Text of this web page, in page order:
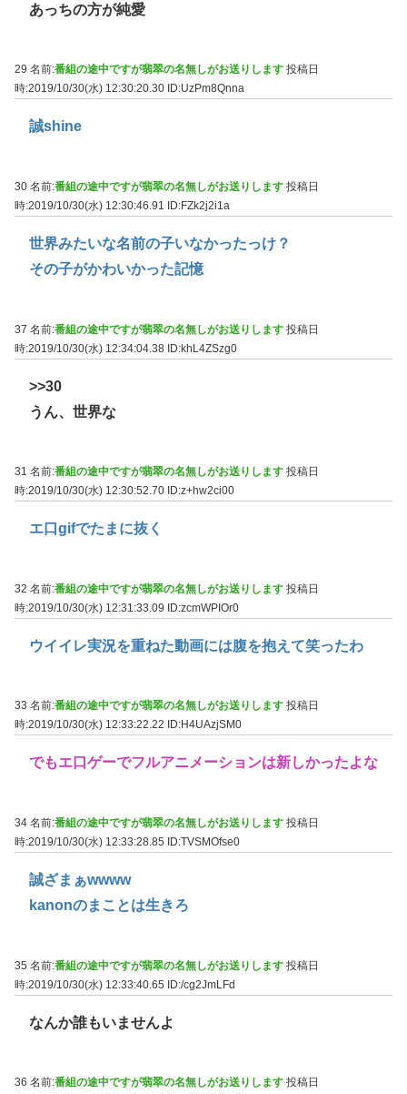
あっちの方が純愛
29 名前:番組の途中ですが翡翠の名無しがお送りします 投稿日
時:2019/10/30(水) 12:30:20.30 ID:UzPm8Qnna
誠shine
30 名前:番組の途中ですが翡翠の名無しがお送りします 投稿日
時:2019/10/30(水) 12:30:46.91
ID:FZk2j2i1a
世界みたいな名前の子いなかったっけ？
その子がかわいかった記憶
37 名前:番組の途中ですが翡翠の名無しがお送りします 投稿日
時:2019/10/30(水) 12:34:04.38 ID:khL4ZSzg0
>>30
うん、世界な
31 名前:番組の途中ですが翡翠の名無しがお送りします 投稿日
時:2019/10/30(水) 12:30:52.70 ID:z+hw2ci00
エ口gifでたまに抜く
32 名前:番組の途中ですが翡翠の名無しがお送りします 投稿日
時:2019/10/30(水) 12:31:33.09 ID:zcmWPIOr0
ウイイレ実況を重ねた動画には腹を抱えて笑ったわ
33 名前:番組の途中ですが翡翠の名無しがお送りします 投稿日
時:2019/10/30(水) 12:33:22.22
ID:H4UAzjSM0
でもエ口ゲーでフルアニメーションは新しかったよな
34 名前:番組の途中ですが翡翠の名無しがお送りします 投稿日
時:2019/10/30(水) 12:33:28.85
ID:TVSMOfse0
誠ざまぁwwww
kanonのまことは生きろ
35 名前:番組の途中ですが翡翠の名無しがお送りします 投稿日
時:2019/10/30(水) 12:33:40.65 ID:/cg2JmLFd
なんか誰もいませんよ
36 名前:番組の途中ですが翡翠の名無しがお送りします 投稿日